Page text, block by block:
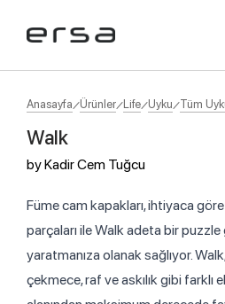
Popular searches
Tavsiye Ediyoruz
Anasayfa Ürünler Life Uyku Tüm
Walk
byKadir Cem Tuğcu
Füme cam kapakları, ihtiyaca
parçaları ile Walk adeta bir puzzle
yaratmanıza olanak sağlıyor.
çekmece, raf ve askılık gibi farklı